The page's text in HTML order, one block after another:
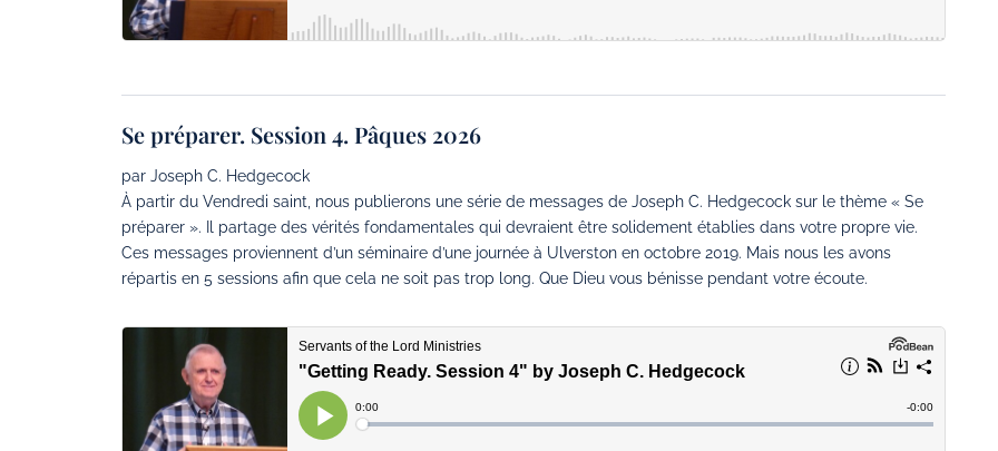
Se préparer. Session 4. Pâques 2026
par Joseph C. Hedgecock
À partir du Vendredi saint, nous publierons une série de messages de Joseph C. Hedgecock sur le thème « Se
préparer ». Il partage des vérités fondamentales qui devraient être solidement établies dans votre propre vie.
Ces messages proviennent d’un séminaire d’une journée à Ulverston en octobre 2019. Mais nous les avons
répartis en 5 sessions afin que cela ne soit pas trop long. Que Dieu vous bénisse pendant votre écoute.